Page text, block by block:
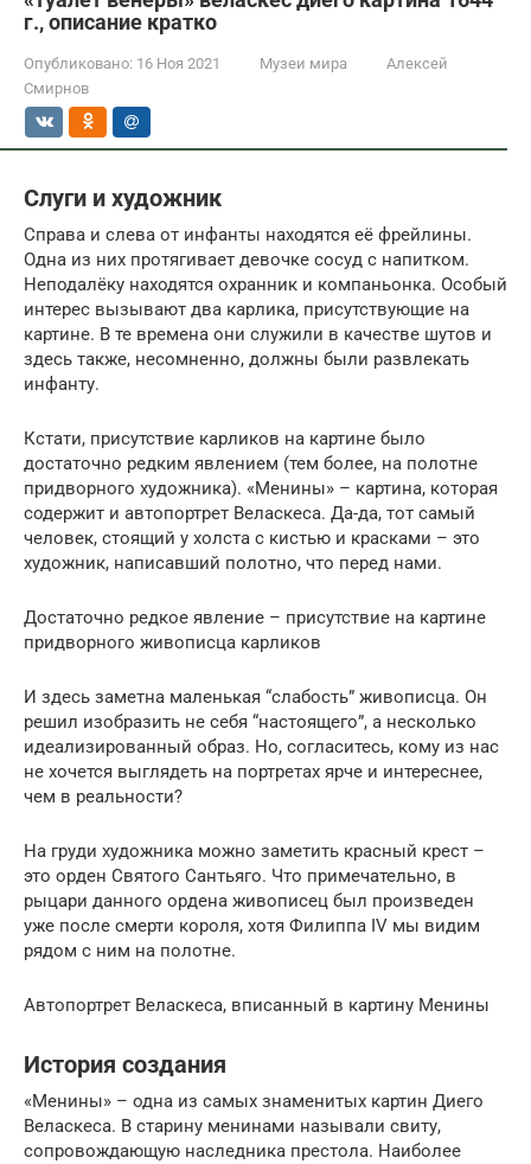
г., описание кратко
Опубликовано: 16 Ноя 2021 Музеи мира
Алексей
Смирнов
Слуги и художник
Справа и слева от инфанты находятся её фрейлины.
Одна из них протягивает девочке сосуд с напитком.
Неподалёку находятся охранник и компаньонка. Особый
интерес вызывают два карлика, присутствующие на
картине. В те времена они служили в качестве шутов и
здесь также, несомненно, должны были развлекать
инфанту.
Кстати, присутствие карликов на картине было
достаточно редким явлением (тем более, на полотне
придворного художника). «Менины» – картина, которая
содержит и автопортрет Веласкеса. Да-да, тот самый
человек, стоящий у холста с кистью и красками – это
художник, написавший полотно, что перед нами.
Достаточно редкое явление – присутствие на картине
придворного живописца карликов
И здесь заметна маленькая “слабость” живописца. Он
решил изобразить не себя “настоящего”, а несколько
идеализированный образ. Но, согласитесь, кому из нас
не хочется выглядеть на портретах ярче и интереснее,
чем в реальности?
На груди художника можно заметить красный крест –
это орден Святого Сантьяго. Что примечательно, в
рыцари данного ордена живописец был произведен
уже после смерти короля, хотя Филиппа IV мы видим
рядом с ним на полотне.
Автопортрет Веласкеса, вписанный в картину Менины
История создания
«Менины» – одна из самых знаменитых картин Диего
Веласкеса. В старину менинами называли свиту,
сопровождающую наследника престола. Наиболее